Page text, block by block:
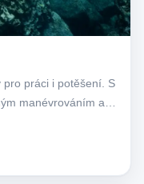
práci i potěšení. S
manévrováním a